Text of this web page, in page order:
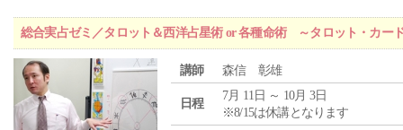
総合実占ゼミ／タロット＆西洋占星術 or 各種命術 ～タロット・カー
講師 森信 彰雄
日程
7月 11日 ～ 10月 3日
※8/15は休講となります